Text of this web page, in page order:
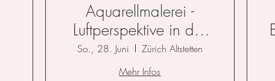
Aquarellmalerei -
Luftperspektive in der
Landschaft
So., 28. Juni
Zürich Altstetten
Mehr Infos